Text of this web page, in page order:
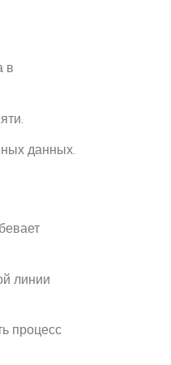
в
данных.
линии
процесс